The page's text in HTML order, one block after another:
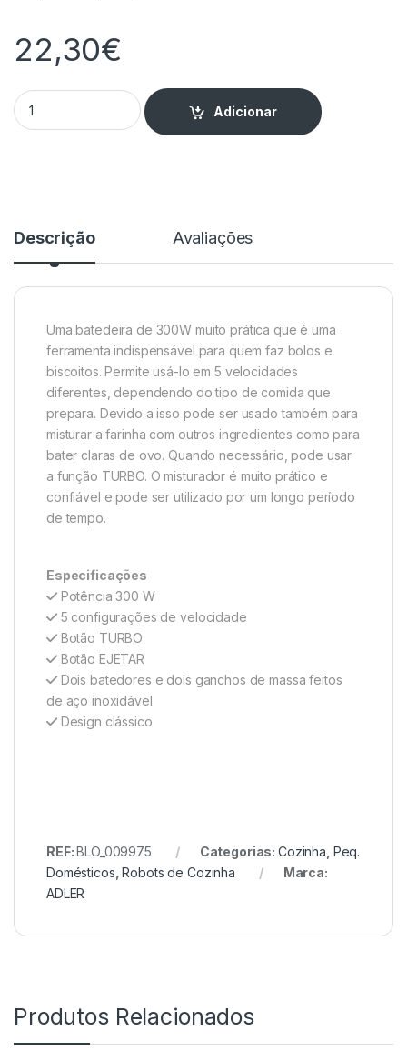
22,30€
Batedeira com 5 Velocidades quantity
Adicionar
Descrição Avaliações
Uma batedeira de 300W muito prática que é uma
ferramenta indispensável para quem faz bolos e
biscoitos. Permite usá-lo em 5 velocidades
diferentes, dependendo do tipo de comida que
prepara. Devido a isso pode ser usado também para
misturar a farinha com outros ingredientes como para
bater claras de ovo. Quando necessário, pode usar
a função TURBO. O misturador é muito prático e
confiável e pode ser utilizado por um longo período
de tempo.
Especificações
Potência 300 W
5 configurações de velocidade
Botão TURBO
Botão EJETAR
Dois batedores e dois ganchos de massa feitos
de aço inoxidável
Design clássico
REF:BLO_009975 Categorias: Cozinha Peq.
Domésticos ,Robots de Cozinha
Marca:
ADLER
Produtos Relacionados